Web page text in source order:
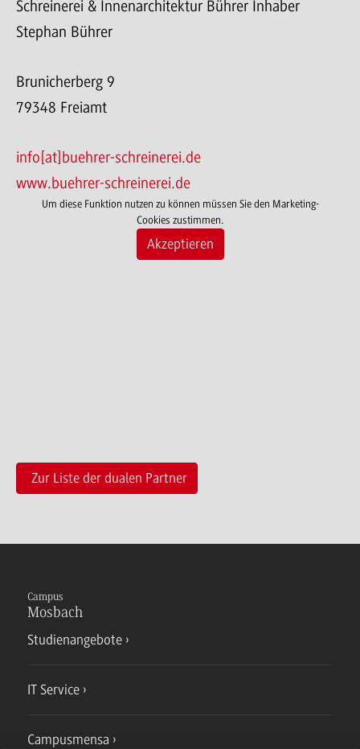
Schreinerei & Innenarchitektur Bührer Inhaber
Stephan Bührer
Brunicherberg 9
79348 Freiamt
info[at]buehrer-schreinerei.de
www.buehrer-schreinerei.de
Um diese Funktion nutzen zu können müssen Sie den Marketing-
Cookies zustimmen.
Akzeptieren
Zur Liste der dualen Partner
Campus
Mosbach
Studienangebote
IT Service
Campusmensa